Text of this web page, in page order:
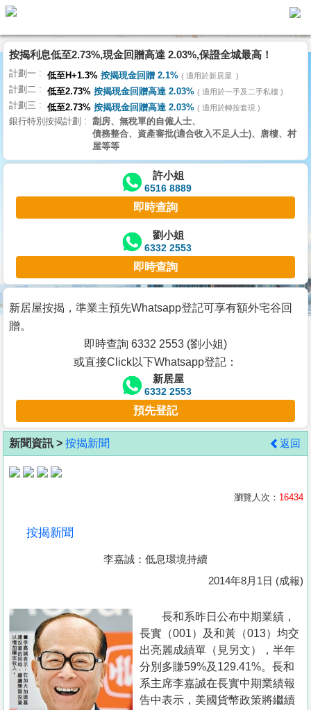
代
理
主
頁
搵
樓/
交
業
主
宅
谷
按
客
地
產
置
業
手
冊
按揭利息低至2.73%,現金回贈高達 2.03%,保證全城最高！
計劃一 低至H+1.3% 按揭現金回贈 2.1% 適用於新居屋
計劃二 低至2.73% 按揭現金回贈高達 2.03% 適用於一手及二手私樓
計劃三 低至2.73% 按揭現金回贈高達 2.03% 適用於轉按套現
銀行特別按揭計劃
劏房、無稅單的自僱人士、
債務整合、資產審批(適合收入不足人士)、唐樓、村
屋等等
許小姐
6516 8889
即時查詢
劉小姐
6332 2553
即時查詢
新居屋按揭，準業主預先Whatsapp登記可享有額外宅谷回
贈。
即時查詢 6332 2553 (劉小姐)
或直接Click以下Whatsapp登記：
新居屋
6332 2553
預先登記
新聞資訊 > 按揭新聞 返回
瀏覽人次： 16434
按揭新聞
李嘉誠：低息環境持續
2014年8月1日 (成報)
長和系昨日公布中期業績，
長實（001）及和黃（013）均交
出亮麗成績單（見另文），半年
分別多賺59%及129.41%。長和
系主席李嘉誠在長實中期業績報
告中表示，美國貨幣政策將繼續